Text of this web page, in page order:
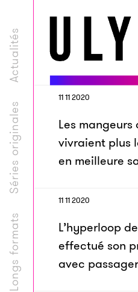
Longs formats
Séries originales
Actualités
11 11 2020
Les
vivraient plus
en meilleure
11 11 2020
L’hyperloop
effectué son
avec